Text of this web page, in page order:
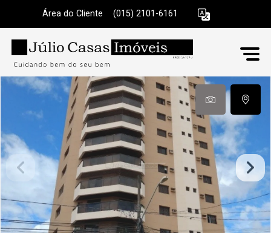
Área do Cliente (015) 2101-6161